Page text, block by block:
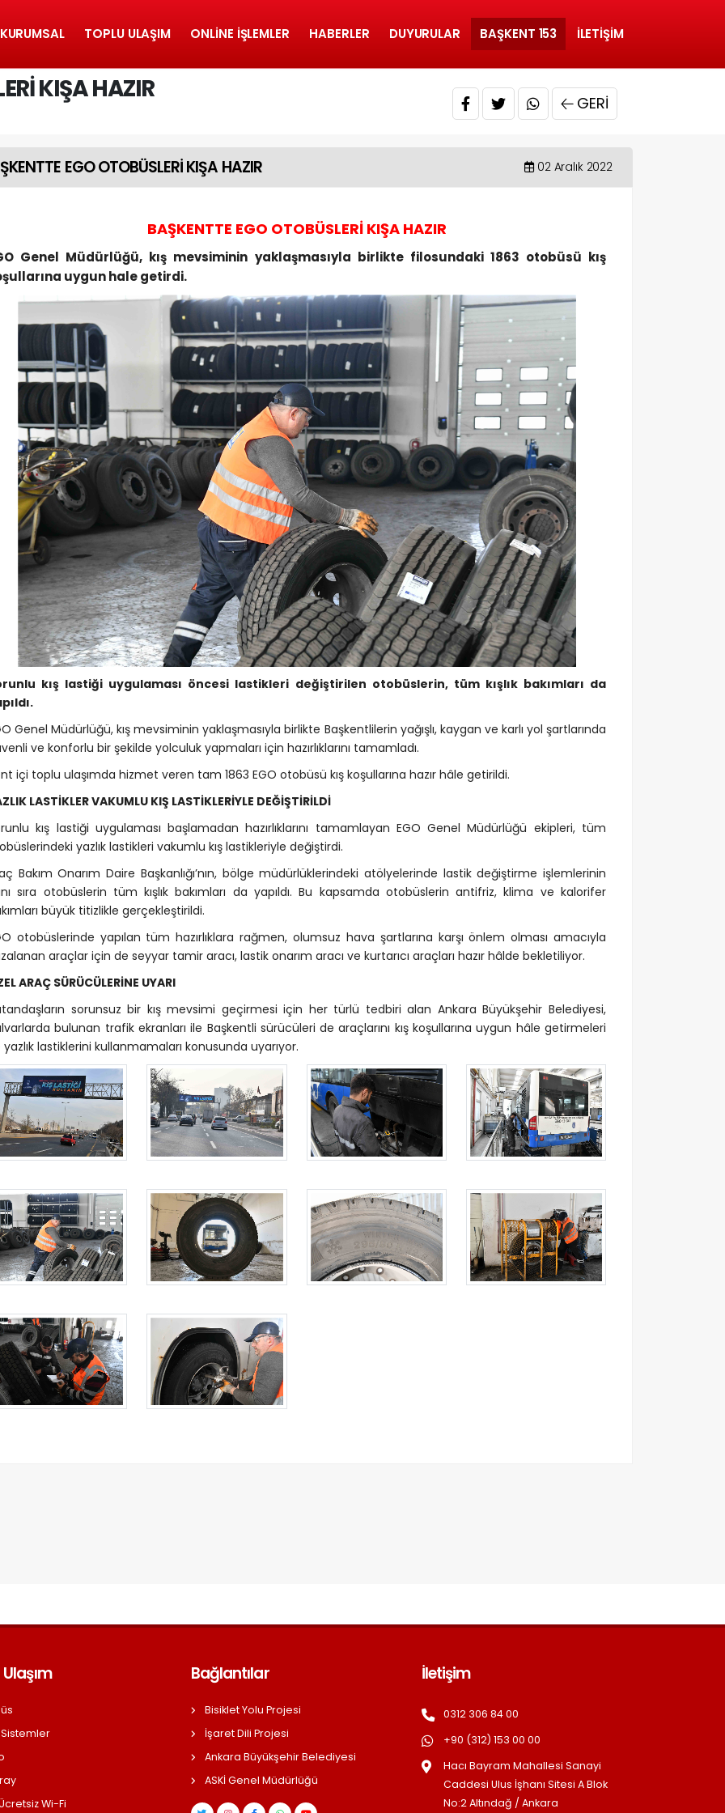
KURUMSAL TOPLU ULAŞIM ONLINE İŞLEMLER HABERLER DUYURULAR BAŞKENT 153 İLETIŞIM
KIŞA HAZIR GERI
EGO OTOBÜSLERİ KIŞA HAZIR 02 Aralık 2022
BAŞKENTTE EGO OTOBÜSLERİ KIŞA HAZIR
Genel Müdürlüğü, kış mevsiminin yaklaşmasıyla birlikte filosundaki 1863 otobüsü kış
uygun hale getirdi.
kış lastiği uygulaması öncesi lastikleri değiştirilen otobüslerin, tüm kışlık bakımları da
Genel Müdürlüğü, kış mevsiminin yaklaşmasıyla birlikte Başkentlilerin yağışlı, kaygan ve karlı yol şartlarında
ve konforlu bir şekilde yolculuk yapmaları için hazırlıklarını tamamladı.
içi toplu ulaşımda hizmet veren tam 1863 EGO otobüsü kış koşullarına hazır hâle getirildi.
LASTİKLER VAKUMLU KIŞ LASTİKLERİYLE DEĞİŞTİRİLDİ
kış lastiği uygulaması başlamadan hazırlıklarını tamamlayan EGO Genel Müdürlüğü ekipleri, tüm
yazlık lastikleri vakumlu kış lastikleriyle değiştirdi.
Bakım Onarım Daire Başkanlığı’nın, bölge müdürlüklerindeki atölyelerinde lastik değiştirme işlemlerinin
sıra otobüslerin tüm kışlık bakımları da yapıldı. Bu kapsamda otobüslerin antifriz, klima ve kalorifer
büyük titizlikle gerçekleştirildi.
otobüslerinde yapılan tüm hazırlıklara rağmen, olumsuz hava şartlarına karşı önlem olması amacıyla
araçlar için de seyyar tamir aracı, lastik onarım aracı ve kurtarıcı araçları hazır hâlde bekletiliyor.
ARAÇ SÜRÜCÜLERİNE UYARI
sorunsuz bir kış mevsimi geçirmesi için her türlü tedbiri alan Ankara Büyükşehir Belediyesi,
bulunan trafik ekranları ile Başkentli sürücüleri de araçlarını kış koşullarına uygun hâle getirmeleri
yazlık lastiklerini kullanmamaları konusunda uyarıyor.
Sistemler
Wi-Fi
Bağlantılar
Bisiklet Yolu Projesi
İşaret Dili Projesi
Ankara Büyükşehir Belediyesi
ASKİ Genel Müdürlüğü
İletişim
0312 306 84 00
+90 (312) 153 00 00
Hacı Bayram Mahallesi Sanayi
Caddesi Ulus İşhanı Sitesi A Blok
No:2 Altındağ / Ankara